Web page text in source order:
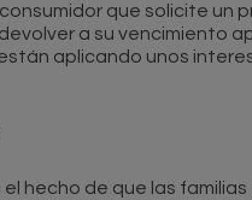
consumidor que solicite un
a su vencimiento
aplicando unos
hecho de que las